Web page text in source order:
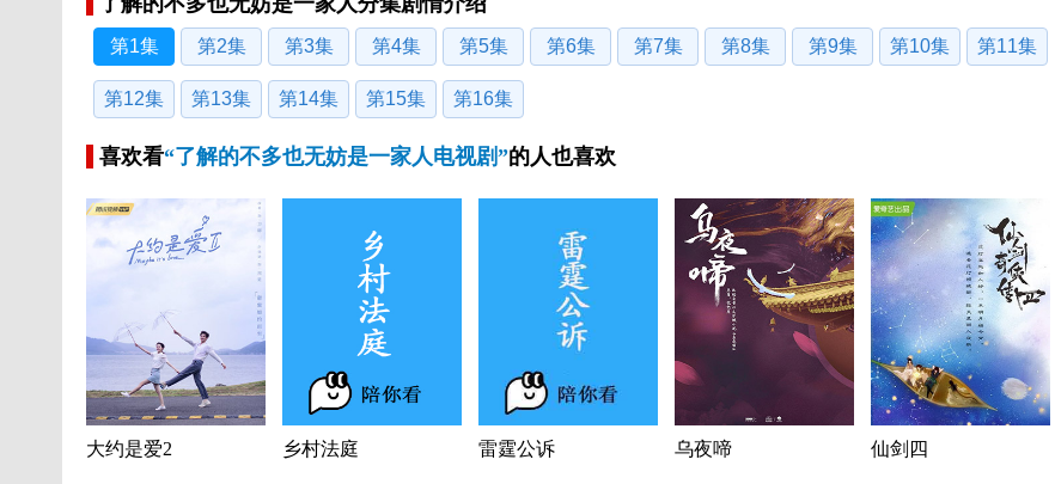
第1集 第2集 第3集 第4集 第5集 第6集 第7集 第8集 第9集 第10集 第11集
第12集 第13集 第14集 第15集 第16集
喜欢看“了解的不多也无妨是一家人电视剧”的人也喜欢
大约是爱2 乡村法庭 雷霆公诉 乌夜啼 仙剑四